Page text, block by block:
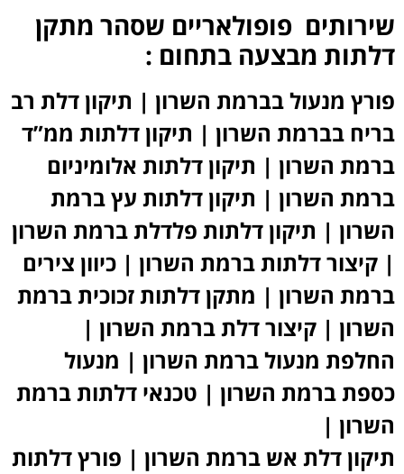
שירותים פופולאריים שסהר מתקן
דלתות מבצעה בתחום :
פורץ מנעול בברמת השרון | תיקון דלת רב
בריח בברמת השרון | תיקון דלתות ממ”ד
ברמת השרון | תיקון דלתות אלומיניום
ברמת השרון | תיקון דלתות עץ ברמת
השרון | תיקון דלתות פלדלת ברמת השרון
| קיצור דלתות ברמת השרון | כיוון צירים
ברמת השרון | מתקן דלתות זכוכית ברמת
השרון | קיצור דלת ברמת השרון |
החלפת מנעול ברמת השרון | מנעול
כספת ברמת השרון | טכנאי דלתות ברמת
השרון |
תיקון דלת אש ברמת השרון | פורץ דלתות